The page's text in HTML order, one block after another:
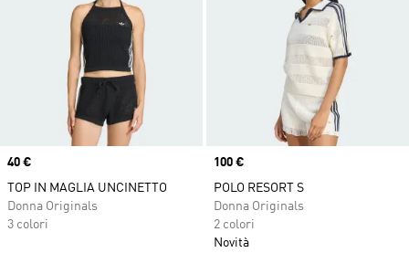
Price
40 €
TOP IN MAGLIA UNCINETTO
Donna Originals
3 colori
Price
100 €
POLO RESORT S
Donna Originals
2 colori
Novità